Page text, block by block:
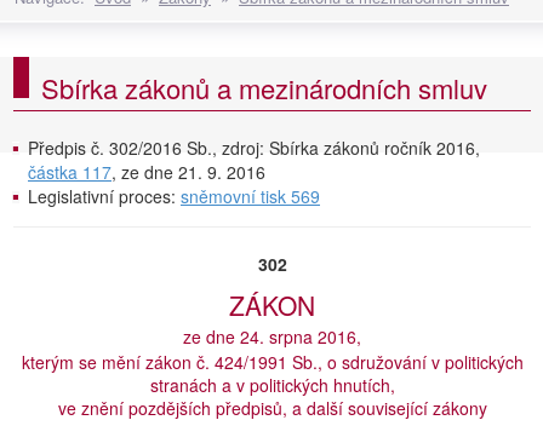
Sbírka zákonů a mezinárodních smluv
Předpis č. 302/2016 Sb., zdroj: Sbírka zákonů ročník 2016,
částka 117, ze dne 21. 9. 2016
Legislativní proces: sněmovní tisk 569
302
ZÁKON
ze dne 24. srpna 2016,
kterým se mění zákon č. 424/1991 Sb., o sdružování v politických
stranách a v politických hnutích,
ve znění pozdějších předpisů, a další související zákony